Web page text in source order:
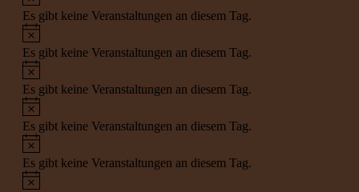
Es gibt keine Veranstaltungen an diesem Tag.
Hinweis
Es gibt keine Veranstaltungen an diesem Tag.
Hinweis
Es gibt keine Veranstaltungen an diesem Tag.
Hinweis
Es gibt keine Veranstaltungen an diesem Tag.
Hinweis
Es gibt keine Veranstaltungen an diesem Tag.
Hinweis